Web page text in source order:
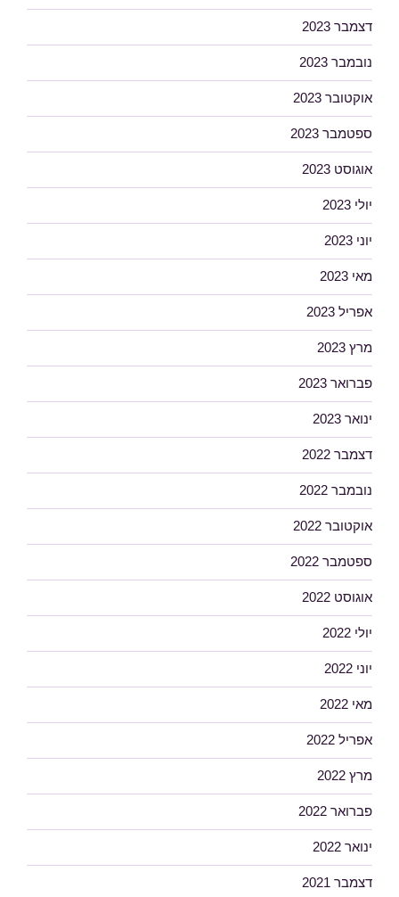
דצמבר 2023
נובמבר 2023
אוקטובר 2023
ספטמבר 2023
אוגוסט 2023
יולי 2023
יוני 2023
מאי 2023
אפריל 2023
מרץ 2023
פברואר 2023
ינואר 2023
דצמבר 2022
נובמבר 2022
אוקטובר 2022
ספטמבר 2022
אוגוסט 2022
יולי 2022
יוני 2022
מאי 2022
אפריל 2022
מרץ 2022
פברואר 2022
ינואר 2022
דצמבר 2021